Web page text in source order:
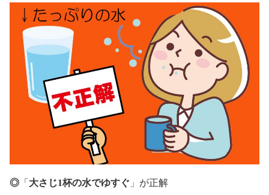
◎ 「大さじ1杯の水でゆすぐ 」が正解